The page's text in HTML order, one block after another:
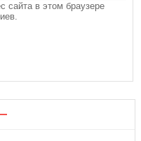
сайта в этом браузере